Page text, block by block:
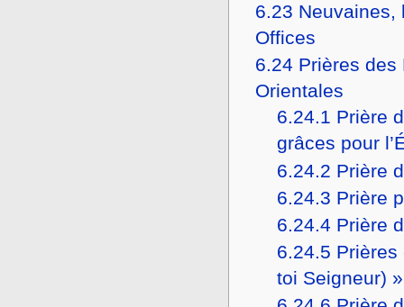
6.23 Neuvaines,
Offices
6.24 Prières des
Orientales
6.24.1 Prière
grâces pour
6.24.2 Prière
6.24.3 Prière
6.24.4 Prière
6.24.5 Prières
toi Seigneur) »